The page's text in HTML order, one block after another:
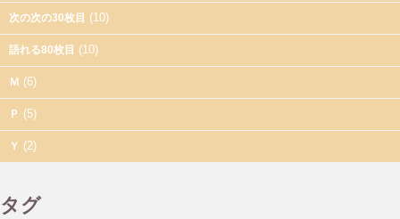
次の次の30枚目 (10)
語れる80枚目 (10)
Ｍ (6)
Ｐ (5)
Ｙ (2)
タグ